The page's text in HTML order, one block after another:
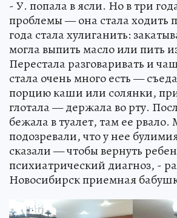
- У. попала в ясли. Но в три
проблемы — она стала ходить
года стала хулиганить:
могла выпить масло или пить
Перестала разговаривать и
стала очень много есть —
порцию каши или солянки,
глотала — держала во рту.
бежала в туалет, там ее
подозревали, что у нее
сказали — чтобы вернуть
психиатрический диагноз, -
Новосибирск приемная